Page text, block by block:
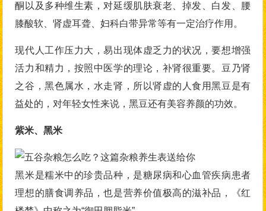
酮以及多种维生素，对延缓肌肤衰老、掉发、白发、腰
膝酸软、肾虚耳聋、妇科白带异常等有一定治疗作用。
现代人工作压力大，易出现体虚乏力的状况，要想增强
活力和精力，按照中医学的理论，补肾很重要。豆乃肾
之谷，黑色属水，水走肾，所以肾虚的人食用黑豆是有
益处的，对年轻女性来说，黑豆还有美容养颜的功效。
紫米、黑米
黑米是糯米中的珍贵品种，是糖尿病和心血管疾病患者
理想的膳食调养品，也是营养价值极高的滋补品，《红